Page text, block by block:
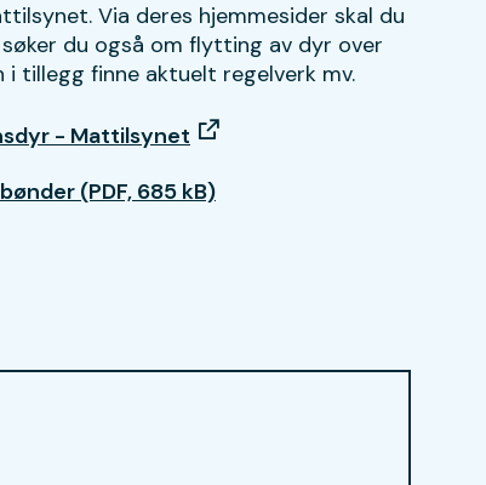
Via deres hjemmesider skal du
du også om flytting av dyr over
i tillegg finne aktuelt regelverk mv.
- Mattilsynet
(PDF, 685 kB)